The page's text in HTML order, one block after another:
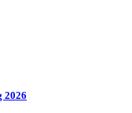
2026